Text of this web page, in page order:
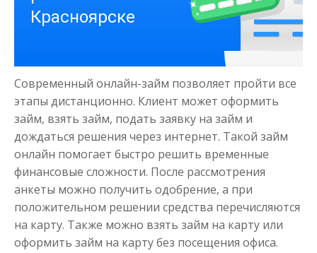
Сумма до 50 000₽
до 21 дня
Получить
Современный онлайн-займ позволяет пройти все
этапы дистанционно. Клиент может оформить
займ, взять займ, подать заявку на займ и
дождаться решения через интернет. Такой займ
онлайн помогает быстро решить временные
финансовые сложности. После рассмотрения
анкеты можно получить одобрение, а при
положительном решении средства перечисляются
на карту. Также можно взять займ на карту или
оформить займ на карту без посещения офиса.